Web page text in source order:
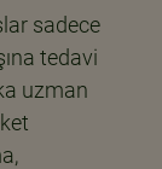
sadece
tedavi
uzman